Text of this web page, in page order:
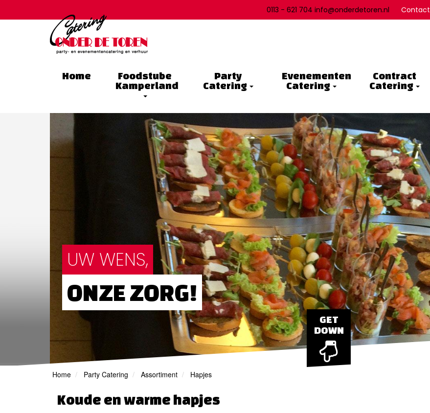
0113 - 621 704 info@onderdetoren.nl Contact
Home
Foodstube
Kamperland
Party
Catering
Evenementen
Catering
Contract
Catering
UW WENS,
ONZE ZORG!
GET
DOWN
Home Party Catering Assortiment Hapjes
Koude en warme hapjes